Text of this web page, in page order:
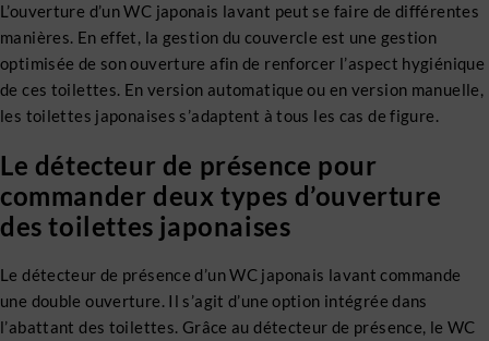
L’ouverture d’un WC japonais lavant peut se faire de différentes
manières. En effet, la gestion du couvercle est une gestion
optimisée de son ouverture afin de renforcer l’aspect hygiénique
de ces toilettes. En version automatique ou en version manuelle,
les toilettes japonaises s’adaptent à tous les cas de figure.
Le détecteur de présence pour
commander deux types d’ouverture
des toilettes japonaises
Le détecteur de présence d’un WC japonais lavant commande
une double ouverture. Il s’agit d’une option intégrée dans
l’abattant des toilettes. Grâce au détecteur de présence, le WC